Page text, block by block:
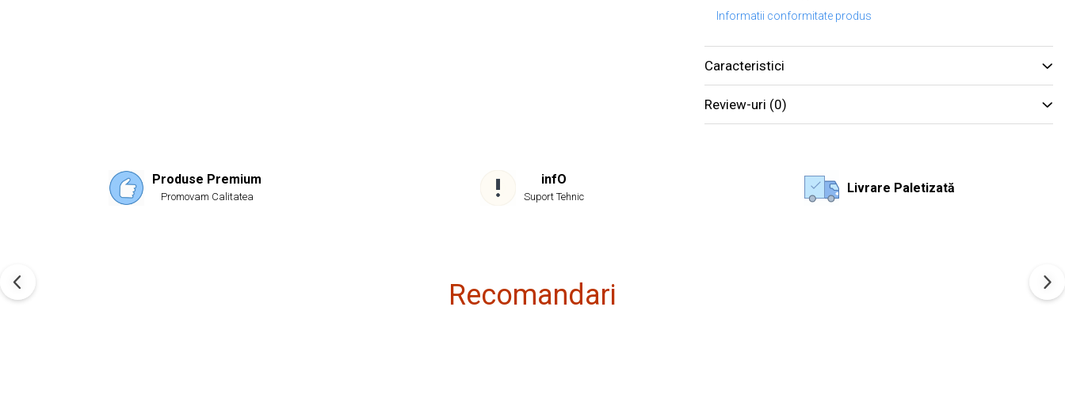
Informatii conformitate produs
Caracteristici
Review-uri (0)
Produse Premium
Promovam Calitatea
infO
Suport Tehnic
Livrare Paletizată
Recomandari